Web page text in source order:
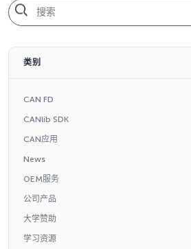
类别
CAN FD
CANlib SDK
CAN应用
News
OEM服务
公司产品
大学赞助
学习资源